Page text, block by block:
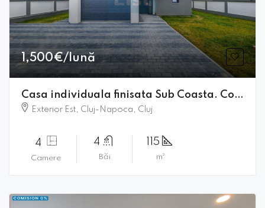
1,500€/lună
Casa individuala finisata Sub Coasta. Comision 0!
Exterior Est, Cluj-Napoca, Cluj
4
Camere
4
Băi
115
m²